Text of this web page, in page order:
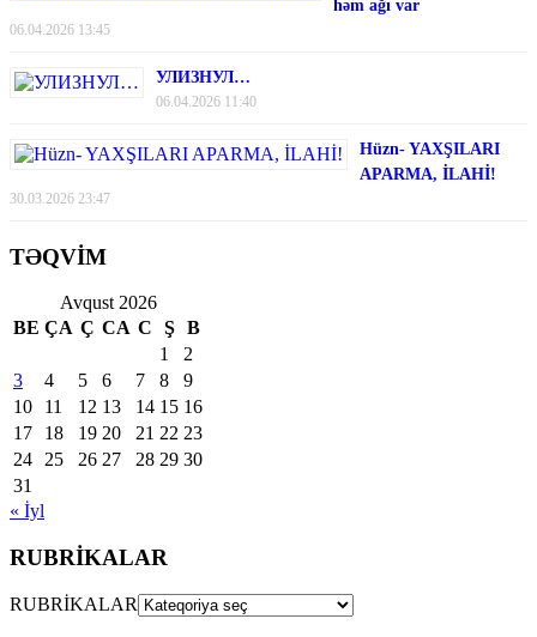
həm ağı var
06.04.2026 13:45
УЛИЗНУЛ…
06.04.2026 11:40
Hüzn- YAXŞILARI
APARMA, İLAHİ!
30.03.2026 23:47
TƏQVİM
Avqust 2026
BE ÇA Ç CA C Ş
B
1
2
3
4 5 6 7 8
9
10
11 12 13 14 15 16
17
18 19 20 21 22 23
24 25 26 27 28 29 30
31
« İyl
RUBRİKALAR
RUBRİKALAR